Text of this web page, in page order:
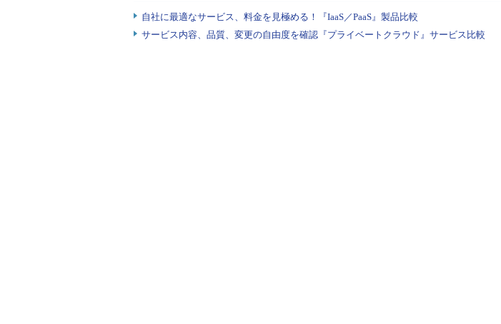
自社に最適なサービス、料金を見極める！『IaaS／PaaS』製品比較
サービス内容、品質、変更の自由度を確認『プライベートクラウド』サービス比較